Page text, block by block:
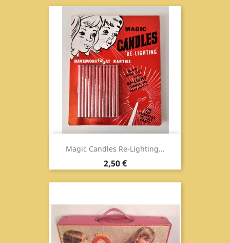
Magic Candles Re-Lighting...
Prezzo
2,50 €